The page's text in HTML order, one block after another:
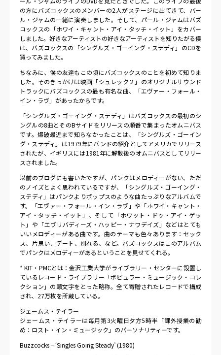
の方にバズコックスのメンバーの2人がステージに出てきて、パー
ル・ジャムの一緒に演奏しました。そして、パール・ジャムはバズ
コックスの「ホワイ・キャント・アイ・タッチ・イット」をカバー
しました。好きなアーティストの好きなアーティストを知りたがる僕
は、バズコックスの「シングルズ・ゴーイング・ステディ」のCDを
買ってみました。
ちなみに、僕の友達もこの頃にバズコックスのことを初めて知りま
した。そのきっかけは映画「シュレック２」のオリジナルサウンド
トラックにバズコックスの最も有名な曲、「エヴァー・フォール・
イン・ラヴ」があったからです。
「シングルズ・ゴーイング・ステディ」はバズコックスの最初のシ
ングルの8曲とそのBサイドをリリースの順番で集まったオムニバス
です。爆破最近まで知らなかったことは、「シングルズ・ゴーイン
グ・ステディ」は1979年にバンドの紹介としてアメリカでリリース
されたが、イギリスには1981年に解散後のオムニバスとしてリリー
スされました。
以前のブログにも書いたですが、パンクはメロディーがない、ただ
のノイズとよく思われているですが、「シングルズ・ゴーイング・
ステディ」はパンクよりポップスのような曲たっぷりなアルバムで
す。「エヴァー・フォール・イン・ラヴ」や「ホワイ・キャント・
アイ・タッチ・イット」、そして「ホワット・ドゥ・アイ・ゲッ
ト」や「エヴリバディーズ・ハッピー・ナワデイズ」などはとても
いいメロディーがある曲です。曲のテーマも色々あります：セック
ス、片思い、デート、別れる、など。バズコックスはこのアルバム
でパンクはメロディーがあるということを見せてくれる。
* KIT・PMCとは：金沢工業大学がライブラリー・センターに設置し
ているレコード・ライブラリー「ポピュラー・ミュージック・コレ
クション」の頭文字をとった略称。全て寄贈されたレコードで構成
され、27万枚を所蔵している。
ジェームス・テイラー
ジェームス・テイラーは毎月第3火曜日夕方5時半「課外授業の勧
め：ロスト・イン・ミュージック」のパーソナリティーです。
Buzzcocks – ‘Singles Going Steady’ (1980)